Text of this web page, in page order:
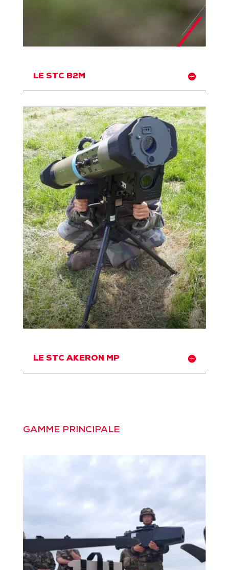
LE STC B2M
LE STC AKERON MP
GAMME PRINCIPALE